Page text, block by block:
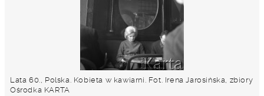
Lata 60., Polska. Kobieta w kawiarni. Fot. Irena Jarosińska, zbiory
Ośrodka KARTA